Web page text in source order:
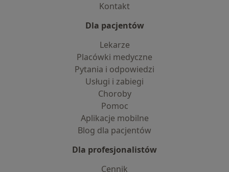
Kontakt
Dla pacjentów
Lekarze
Placówki medyczne
Pytania i odpowiedzi
Usługi i zabiegi
Choroby
Pomoc
Aplikacje mobilne
Blog dla pacjentów
Dla profesjonalistów
Cennik